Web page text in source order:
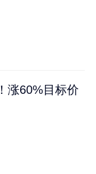
涨60%目标价